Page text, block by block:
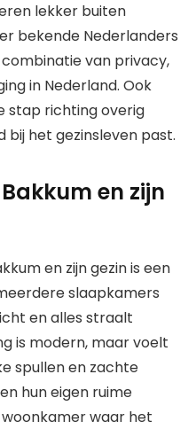
lekker buiten
bekende Nederlanders
van privacy,
in Nederland. Ook
stap richting overig
bij het gezinsleven past.
en zijn
en zijn gezin is een
slaapkamers
en alles straalt
is modern, maar voelt
spullen en zachte
hun eigen ruime
waar het